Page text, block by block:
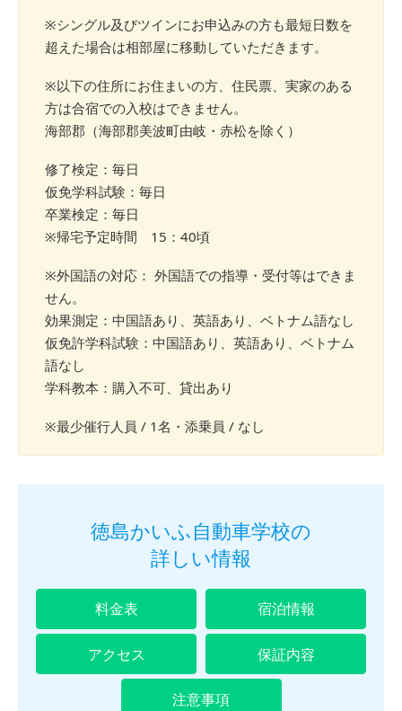
※シングル及びツインにお申込みの方も最短日数を
超えた場合は相部屋に移動していただきます。
※以下の住所にお住まいの方、住民票、実家のある
方は合宿での入校はできません。
海部郡（海部郡美波町由岐・赤松を除く）
修了検定：毎日
仮免学科試験：毎日
卒業検定：毎日
※帰宅予定時間 15：40頃
※外国語の対応： 外国語での指導・受付等はできま
せん。
効果測定：中国語あり、英語あり、ベトナム語なし
仮免許学科試験：中国語あり、英語あり、ベトナム
語なし
学科教本：購入不可、貸出あり
※最少催行人員 / 1名・添乗員 / なし
徳島かいふ自動車学校の
詳しい情報
料金表 宿泊情報
アクセス 保証内容
注意事項